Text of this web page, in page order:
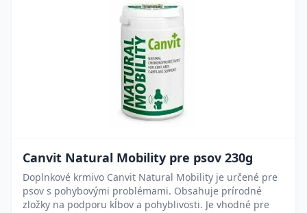
Canvit Natural Mobility pre psov 230g
Doplnkové krmivo Canvit Natural Mobility je určené pre
psov s pohybovými problémami. Obsahuje prírodné
zložky na podporu kĺbov a pohyblivosti. Je vhodné pre